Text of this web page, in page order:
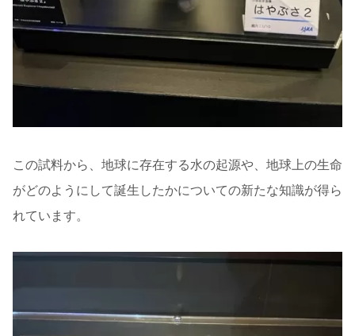
この試料から、地球に存在する水の起源や、地球上の生命
がどのようにして誕生したかについての新たな知識が得ら
れています。